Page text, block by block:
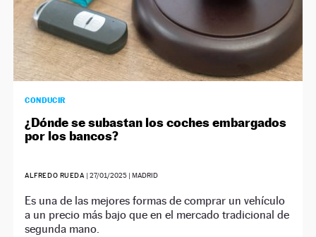
CONDUCIR
¿Dónde se subastan los coches embargados
por los bancos?
ALFREDO RUEDA | 27/01/2025| MADRID
Es una de las mejores formas de comprar un vehículo
a un precio más bajo que en el mercado tradicional de
segunda mano.